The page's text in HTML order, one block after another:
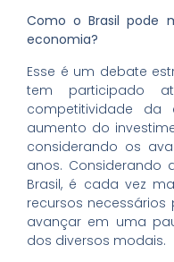
Como o Brasil pode
economia?
Esse é um debate
tem participado
competitividade da
aumento do
considerando os
anos. Considerando
Brasil, é cada vez
recursos
avançar em uma
dos diversos modais.